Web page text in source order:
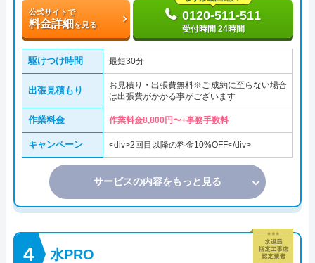
公式サイトで
料金詳細を見る
0120-511-511
受付時間 24時間
駆けつけ時間 最短30分
出張見積もり
お見積り・出張費無料※ご成約に至らない場合
は出張費がかかる事がございます
作業料金 作業料金8,800円〜+事務手数料
キャンペーン <div>2回目以降の料金10%OFF</div>
サービスの内容をもっと見る
水PRO